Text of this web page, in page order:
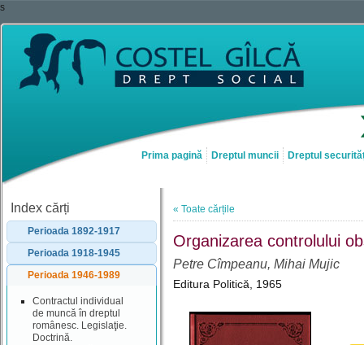
s
Prima pagină Dreptul muncii Dreptul
Index cărți
Perioada 1892-1917
Perioada 1918-1945
Perioada 1946-1989
Contractul individual
de muncă în dreptul
românesc. Legislaţie.
Doctrină.
« Toate cărțile
Organizarea controlului
Petre Cîmpeanu, Mihai Mujic
Editura Politică, 1965